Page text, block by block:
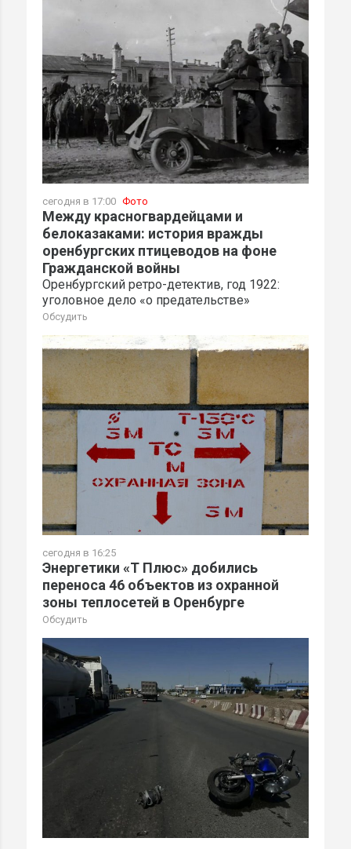
сегодня в 17:00 Фото
Между красногвардейцами и
белоказаками: история вражды
оренбургских птицеводов на фоне
Гражданской войны
Оренбургский ретро-детектив, год 1922:
уголовное дело «о предательстве»
Обсудить
сегодня в 16:25
Энергетики «Т Плюс» добились
переноса 46 объектов из охранной
зоны теплосетей в Оренбурге
Обсудить